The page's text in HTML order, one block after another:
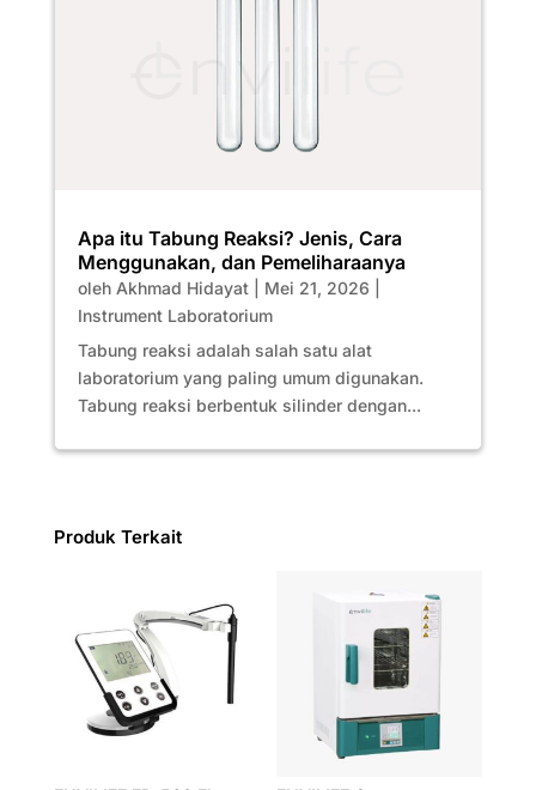
Apa itu Tabung Reaksi? Jenis, Cara
Menggunakan, dan Pemeliharaanya
oleh Akhmad Hidayat| Mei 21, 2026
Instrument Laboratorium
Tabung reaksi adalah salah satu alat
laboratorium yang paling umum digunakan.
Tabung reaksi berbentuk silinder dengan...
Produk Terkait